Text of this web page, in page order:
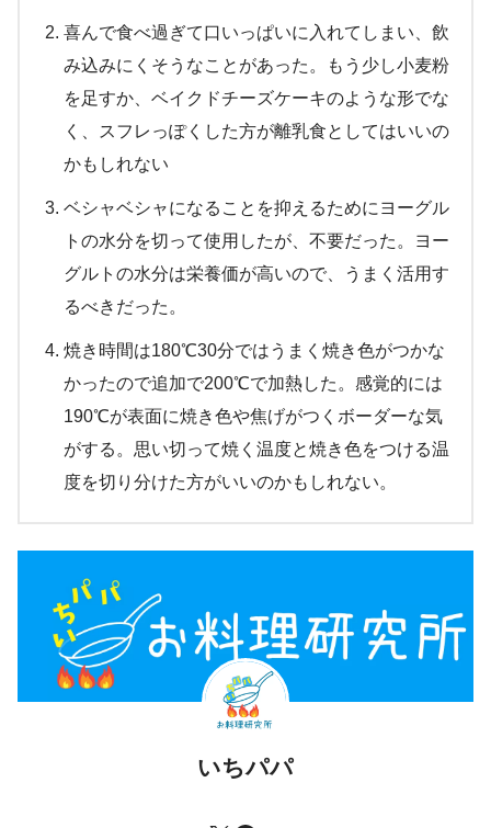
喜んで食べ過ぎて口いっぱいに入れてしまい、飲
み込みにくそうなことがあった。もう少し小麦粉
を足すか、ベイクドチーズケーキのような形でな
く、スフレっぽくした方が離乳食としてはいいの
かもしれない
ベシャベシャになることを抑えるためにヨーグル
トの水分を切って使用したが、不要だった。ヨー
グルトの水分は栄養価が高いので、うまく活用す
るべきだった。
焼き時間は180℃30分ではうまく焼き色がつかな
かったので追加で200℃で加熱した。感覚的には
190℃が表面に焼き色や焦げがつくボーダーな気
がする。思い切って焼く温度と焼き色をつける温
度を切り分けた方がいいのかもしれない。
いちパパ